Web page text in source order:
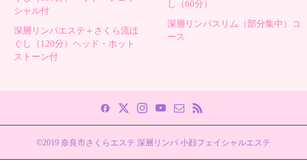
シャル付
深層リンパエステ＋さくら流ほ
ぐし（120分）ヘッド・ホット
ストーン付
し（60分）
深層リンパスリム（部分集中）コ
ース
©2019 奈良市さくらエステ 深層リンパ 小顔フェイシャルエステ